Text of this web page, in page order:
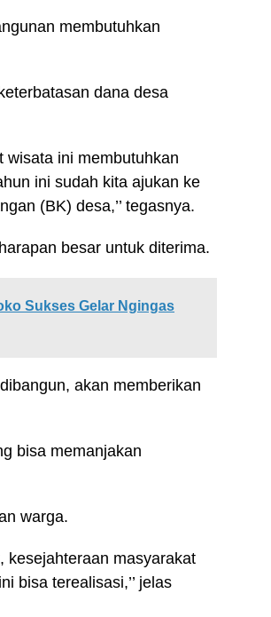
membutuhkan
dana desa
wisata ini membutuhkan
ini sudah kita ajukan ke
(BK) desa,’’ tegasnya.
besar untuk diterima.
Sukses Gelar Ngingas
akan memberikan
bisa memanjakan
warga.
kesejahteraan masyarakat
bisa terealisasi,’’ jelas